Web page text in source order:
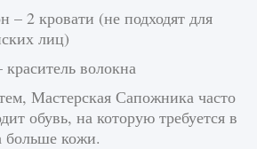
в режиме карьеры EA
– 2 кровати (не подходят для
лиц)
волокна
Мастерская Сапожника часто
обувь, на которую требуется в
больше кожи.